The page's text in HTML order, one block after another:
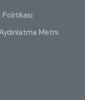
Politikası
Metni